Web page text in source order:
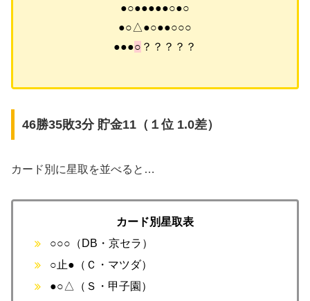
●○●●●●●○●○
●○△●○●●○○○
●●●○ ？？？？？
46勝35敗3分 貯金11（１位 1.0差）
カード別に星取を並べると…
カード別星取表
○○○（DB・京セラ）
○止●（Ｃ・マツダ）
●○△（Ｓ・甲子園）